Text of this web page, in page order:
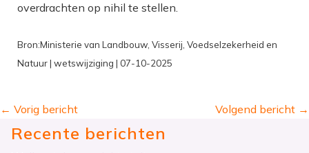
overdrachten op nihil te stellen.
Bron:Ministerie van Landbouw, Visserij, Voedselzekerheid en
Natuur | wetswijziging | 07-10-2025
← Vorig bericht Volgend bericht →
Recente berichten